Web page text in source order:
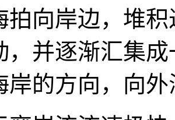
拍向岸边，堆
，并逐渐汇集
岸的方向，向